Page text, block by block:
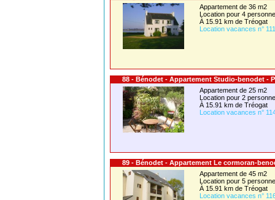
Appartement de 36 m2
Location pour 4
À 15.91 km de Tréogat
Location vacances n° 111
88 - Bénodet - Appartement Studio-benodet -
Appartement de 25 m2
Location pour 2
À 15.91 km de Tréogat
Location vacances n°
89 - Bénodet - Appartement Le cormoran-
Appartement de 45 m2
Location pour 5
À 15.91 km de Tréogat
Location vacances n°